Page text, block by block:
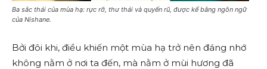
Ba sắc thái của mùa hạ: rực rỡ, thư thái và quyến rũ, được kể bằng ngôn ngữ
của Nishane.
Bởi đôi khi, điều khiến một mùa hạ trở nên đáng nhớ
không nằm ở nơi ta đến, mà nằm ở mùi hương đã